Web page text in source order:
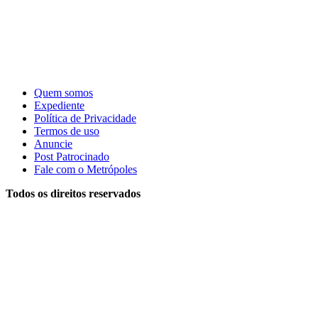
Quem somos
Expediente
Política de Privacidade
Termos de uso
Anuncie
Post Patrocinado
Fale com o Metrópoles
Todos os direitos reservados